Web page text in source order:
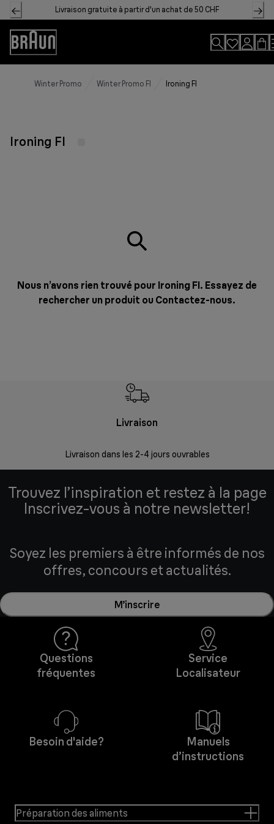
Skip
to
Content
Livraison gratuite à partir d'un achat de 50 CHF
Accessibility
Statement
Winter Promo Winter Promo FI Ironing FI
Ironing FI
Nous n’avons rien trouvé pour Ironing FI. Essayez de
rechercher un produit ou Contactez-nous.
Livraison
Livraison dans les 2-4 jours ouvrables
Trouvez l’inspiration et restez à la page
Inscrivez-vous à notre newsletter!
Soyez les premiers à être informés de nos
offres, concours et actualités.
M’inscrire
Questions
fréquentes
Service
Localisateur
Besoin d'aide?
Manuels
d’instructions
Préparation des aliments